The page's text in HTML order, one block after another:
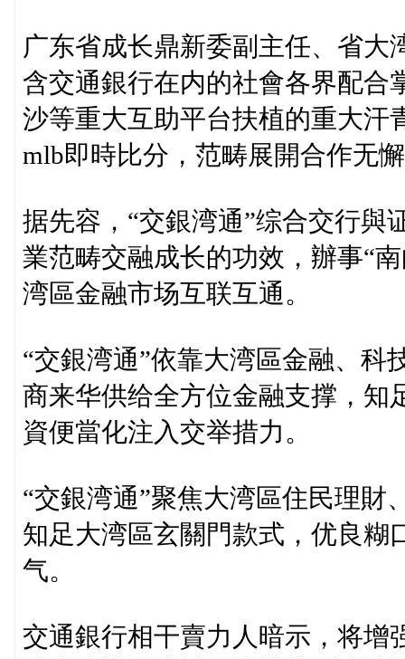
广东省成长鼎新委副主任、省大
含交通銀行在内的社會各界配合
沙等重大互助平台扶植的重大汗
mlb即時比分，范畴展開合作无
据先容，“交銀湾通”综合交行與
業范畴交融成长的功效，辦事“
湾區金融市场互联互通。
“交銀湾通”依靠大湾區金融、科
商来华供给全方位金融支撑，知
資便當化注入交举措力。
“交銀湾通”聚焦大湾區住民理財
知足大湾區玄關門款式，优良糊
气。
交通銀行相干賣力人暗示，将增